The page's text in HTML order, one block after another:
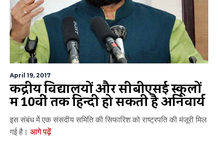
April 19, 2017
केंद्रीय विद्यालयों और सीबीएसई स्कूलों
में 10वीं तक हिन्दी हो सकती है अनिवार्य
इस संबंध में एक संसदीय समिति की सिफारिश को राष्ट्रपति की मंजूरी मिल
गई है। आगे पढ़ें